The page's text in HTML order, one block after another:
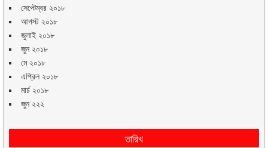
সেপ্টেম্বর ২০১৮
আগস্ট ২০১৮
জুলাই ২০১৮
জুন ২০১৮
মে ২০১৮
এপ্রিল ২০১৮
মার্চ ২০১৮
জুন ২২২
তারিখ